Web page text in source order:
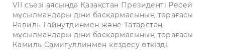
VII съезі аясында Қазақстан Президенті Ресей
мұсылмандары діни басқармасының төрағасы
Равиль Гайнутдинмен және Татарстан
мұсылмандары діни басқармасының төрағасы
Камиль Самигуллинмен кездесу өткізді.